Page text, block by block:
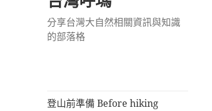
分享台灣大自然相關資訊與知識
的部落格
登山前準備 Before hiking